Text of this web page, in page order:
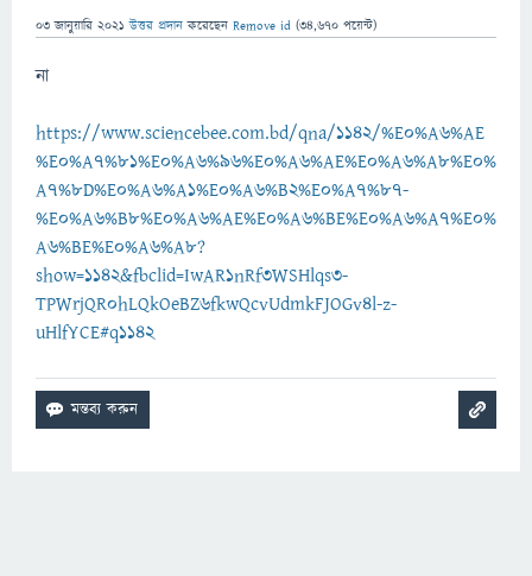
03 জানুয়ারি 2021 উত্তর প্রদান করেছেন Remove id (34,670 পয়েন্ট)
না
https://www.sciencebee.com.bd/qna/1142/%E0%A6%AE
%E0%A7%81%E0%A6%96%E0%A6%AE%E0%A6%A8%E0%
A7%8D%E0%A6%A1%E0%A6%B2%E0%A7%87-
%E0%A6%B8%E0%A6%AE%E0%A6%BE%E0%A6%A7%E0%
A6%BE%E0%A6%A8?
show=1142&fbclid=IwAR1nRf3WSHlqs3-
TPWrjQR0hLQkOeBZ6fkwQcvUdmkFJOGv4l-z-
uHlfYCE#q1142